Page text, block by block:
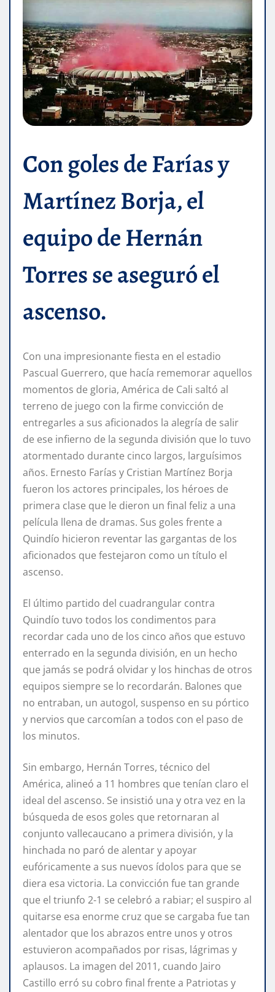
Con goles de Farías y
Martínez Borja, el
equipo de Hernán
Torres se aseguró el
ascenso.
Con una impresionante fiesta en el estadio
Pascual Guerrero, que hacía rememorar aquellos
momentos de gloria, América de Cali saltó al
terreno de juego con la firme convicción de
entregarles a sus aficionados la alegría de salir
de ese infierno de la segunda división que lo tuvo
atormentado durante cinco largos, larguísimos
años. Ernesto Farías y Cristian Martínez Borja
fueron los actores principales, los héroes de
primera clase que le dieron un final feliz a una
película llena de dramas. Sus goles frente a
Quindío hicieron reventar las gargantas de los
aficionados que festejaron como un título el
ascenso.
El último partido del cuadrangular contra
Quindío tuvo todos los condimentos para
recordar cada uno de los cinco años que estuvo
enterrado en la segunda división, en un hecho
que jamás se podrá olvidar y los hinchas de otros
equipos siempre se lo recordarán. Balones que
no entraban, un autogol, suspenso en su pórtico
y nervios que carcomían a todos con el paso de
los minutos.
Sin embargo, Hernán Torres, técnico del
América, alineó a 11 hombres que tenían claro el
ideal del ascenso. Se insistió una y otra vez en la
búsqueda de esos goles que retornaran al
conjunto vallecaucano a primera división, y la
hinchada no paró de alentar y apoyar
eufóricamente a sus nuevos ídolos para que se
diera esa victoria. La convicción fue tan grande
que el triunfo 2-1 se celebró a rabiar; el suspiro al
quitarse esa enorme cruz que se cargaba fue tan
alentador que los abrazos entre unos y otros
estuvieron acompañados por risas, lágrimas y
aplausos. La imagen del 2011, cuando Jairo
Castillo erró su cobro final frente a Patriotas y